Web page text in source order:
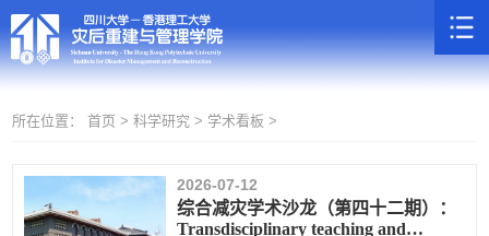
所在位置： 首页 >科学研究 > 学术看板 >
2026-07-12
综合减灾学术沙龙（第四十二期）：
Transdisciplinary teaching and